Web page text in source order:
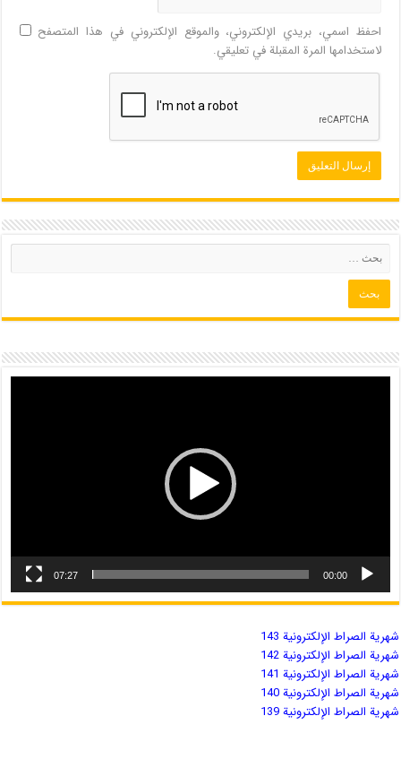
احفظ اسمي، بريدي الإلكتروني، والموقع الإلكتروني في هذا المتصفح
لاستخدامها المرة المقبلة في تعليقي.
00:00
07:27
شهریة الصراط الإلكترونية 143
شهریة الصراط الإلكترونية 142
شهریة الصراط الإلكترونية 141
شهریة الصراط الإلكترونية 140
شهریة الصراط الإلكترونية 139